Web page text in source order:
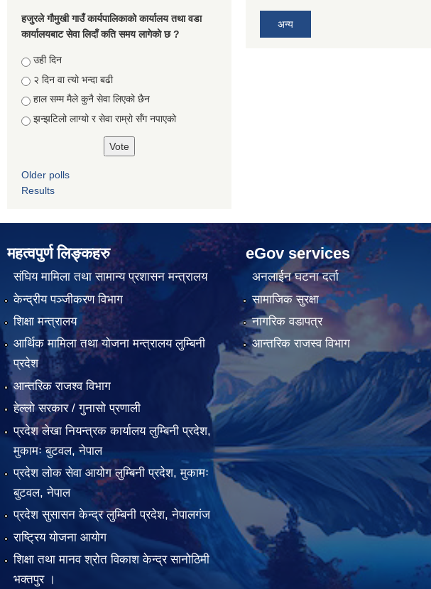
हजुरले गौमुखी गाउँ कार्यपालिकाको कार्यालय तथा वडा
कार्यालयबाट सेवा लिदाँ कति समय लागेको छ ?
Choices
उही दिन
२ दिन वा त्यो भन्दा बढी
हाल सम्म मैले कुनै सेवा लिएको छैन
झन्झटिलो लाग्यो र सेवा राम्रो सँग नपाएको
Older polls
Results
अन्य
महत्वपुर्ण लिङ्कहरु
संघिय मामिला तथा सामान्य प्रशासन मन्त्रालय
केन्द्रीय पञ्जीकरण विभाग
शिक्षा मन्त्रालय
आर्थिक मामिला तथा योजना मन्त्रालय लुम्बिनी
प्रदेश
आन्तरिक राजश्व विभाग
हेल्लो सरकार / गुनासो प्रणाली
प्रदेश लेखा नियन्त्रक कार्यालय लुम्बिनी प्रदेश,
मुकामः बुटवल, नेपाल
प्रदेश लोक सेवा आयोग लुम्बिनी प्रदेश, मुकामः
बुटवल, नेपाल
प्रदेश सुसासन केन्द्र लुम्बिनी प्रदेश, नेपालगंज
राष्ट्रिय योजना आयोग
शिक्षा तथा मानव श्रोत विकाश केन्द्र सानोठिमी
भक्तपुर ।
eGov services
अनलाईन घटना दर्ता
सामाजिक सुरक्षा
नागरिक वडापत्र
आन्तरिक राजस्व विभाग